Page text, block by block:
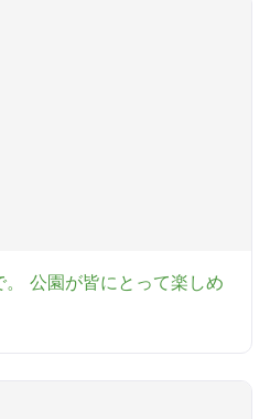
公園が皆にとって楽しめ